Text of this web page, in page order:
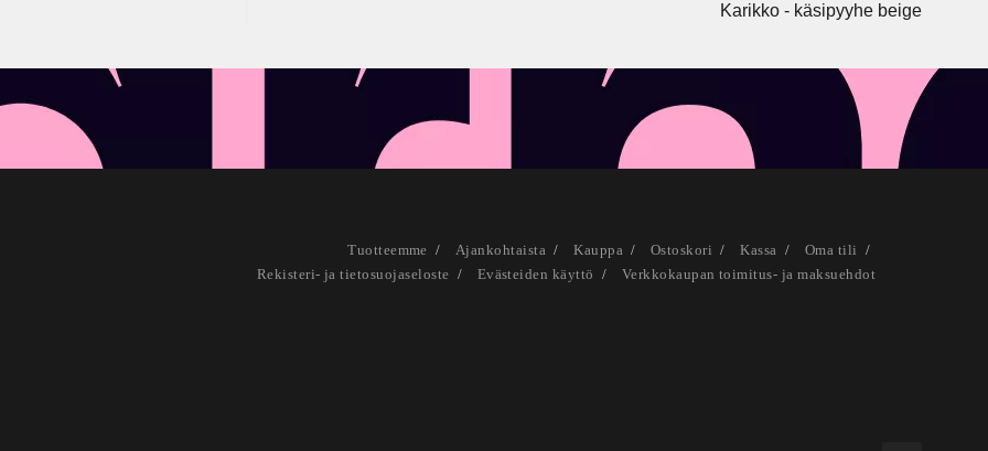
Karikko - käsipyyhe beige
Tuotteemme Ajankohtaista Kauppa Ostoskori Kassa
Oma tili
Rekisteri- ja tietosuojaseloste
Evästeiden käyttö Verkkokaupan toimitus- ja maksuehdot